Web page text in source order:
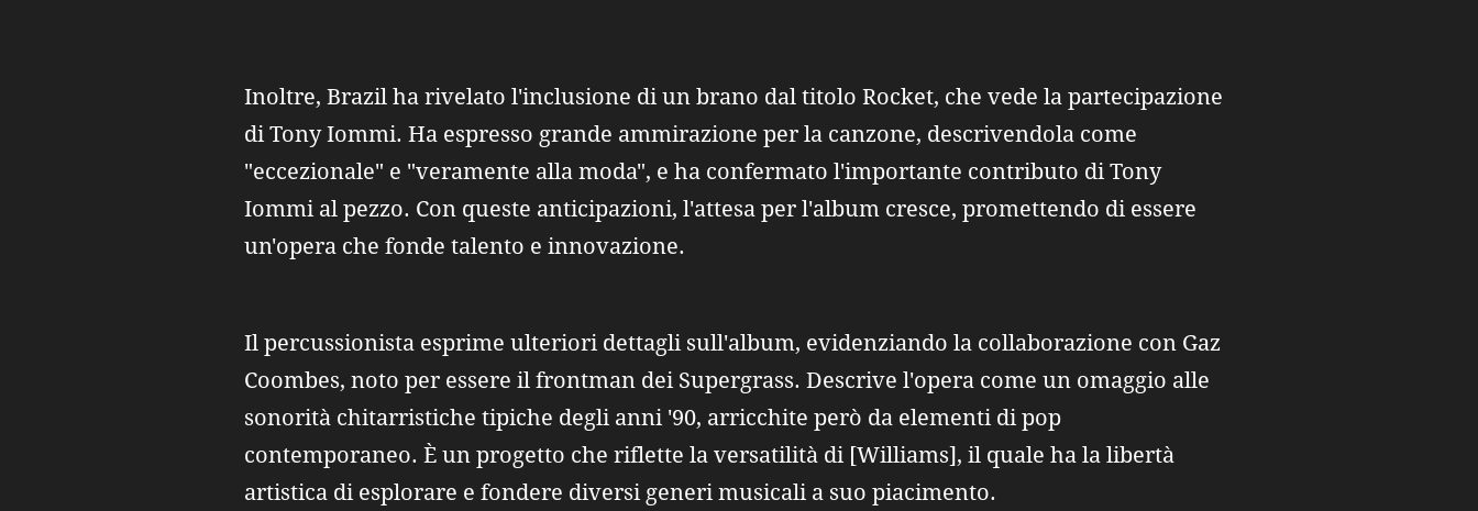
Inoltre, Brazil ha rivelato l'inclusione di un brano dal titolo Rocket, che vede la partecipazione
di Tony Iommi. Ha espresso grande ammirazione per la canzone, descrivendola come
"eccezionale" e "veramente alla moda", e ha confermato l'importante contributo di Tony
Iommi al pezzo. Con queste anticipazioni, l'attesa per l'album cresce, promettendo di essere
un'opera che fonde talento e innovazione.
Il percussionista esprime ulteriori dettagli sull'album, evidenziando la collaborazione con Gaz
Coombes, noto per essere il frontman dei Supergrass. Descrive l'opera come un omaggio alle
sonorità chitarristiche tipiche degli anni '90, arricchite però da elementi di pop
contemporaneo. È un progetto che riflette la versatilità di [Williams], il quale ha la libertà
artistica di esplorare e fondere diversi generi musicali a suo piacimento.